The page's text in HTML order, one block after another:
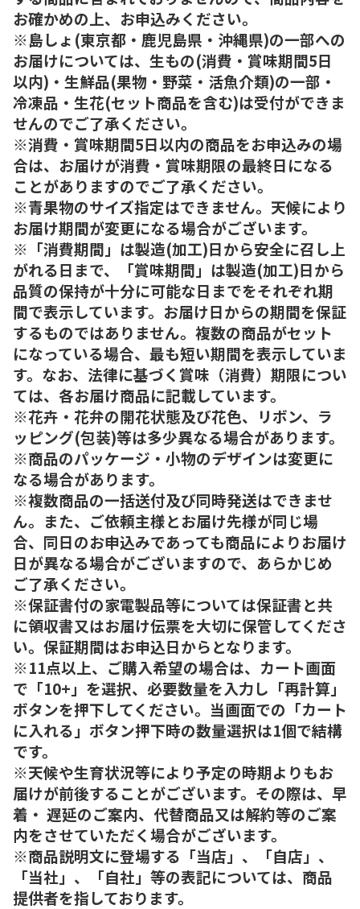
お確かめの上、お申込みください。
※島しょ(東京都・鹿児島県・沖縄県)の一部への
お届けについては、生もの(消費・賞味期間5日
以内)・生鮮品(果物・野菜・活魚介類)の一部・
冷凍品・生花(セット商品を含む)は受付ができま
せんのでご了承ください。
※消費・賞味期間5日以内の商品をお申込みの場
合は、お届けが消費・賞味期限の最終日になる
ことがありますのでご了承ください。
※青果物のサイズ指定はできません。天候により
お届け期間が変更になる場合がございます。
※「消費期間」は製造(加工)日から安全に召し上
がれる日まで、「賞味期間」は製造(加工)日から
品質の保持が十分に可能な日までをそれぞれ期
間で表示しています。お届け日からの期間を保証
するものではありません。複数の商品がセット
になっている場合、最も短い期間を表示していま
す。なお、法律に基づく賞味（消費）期限につい
ては、各お届け商品に記載しています。
※花卉・花弁の開花状態及び花色、リボン、ラ
ッピング(包装)等は多少異なる場合があります。
※商品のパッケージ・小物のデザインは変更に
なる場合があります。
※複数商品の一括送付及び同時発送はできませ
ん。また、ご依頼主様とお届け先様が同じ場
合、同日のお申込みであっても商品によりお届け
日が異なる場合がございますので、あらかじめ
ご了承ください。
※保証書付の家電製品等については保証書と共
に領収書又はお届け伝票を大切に保管してくださ
い。保証期間はお申込日からとなります。
※11点以上、ご購入希望の場合は、カート画面
で「10+」を選択、必要数量を入力し「再計算」
ボタンを押下してください。当画面での「カート
に入れる」ボタン押下時の数量選択は1個で結構
です。
※天候や生育状況等により予定の時期よりもお
届けが前後することがございます。その際は、早
着・ 遅延のご案内、代替商品又は解約等のご案
内をさせていただく場合がございます。
※商品説明文に登場する「当店」、「自店」、
「当社」、「自社」等の表記については、商品
提供者を指しております。